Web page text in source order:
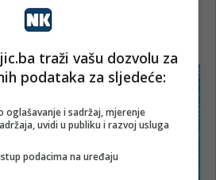
traži vašu dozvolu za
podataka za sljedeće:
oglašavanje i sadržaj, mjerenje
uvidi u publiku i razvoj usluga
podacima na uređaju